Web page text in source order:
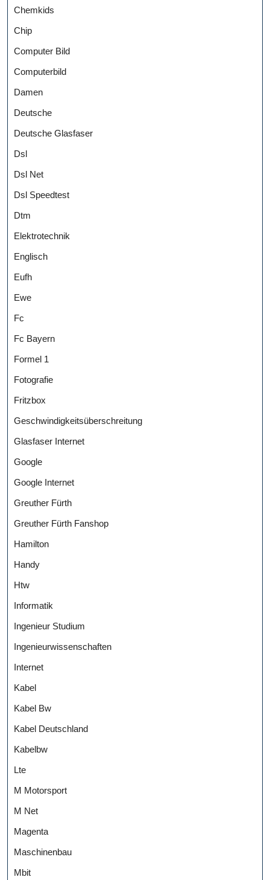
Chemkids
Chip
Computer Bild
Computerbild
Damen
Deutsche
Deutsche Glasfaser
Dsl
Dsl Net
Dsl Speedtest
Dtm
Elektrotechnik
Englisch
Eufh
Ewe
Fc
Fc Bayern
Formel 1
Fotografie
Fritzbox
Geschwindigkeitsüberschreitung
Glasfaser Internet
Google
Google Internet
Greuther Fürth
Greuther Fürth Fanshop
Hamilton
Handy
Htw
Informatik
Ingenieur Studium
Ingenieurwissenschaften
Internet
Kabel
Kabel Bw
Kabel Deutschland
Kabelbw
Lte
M Motorsport
M Net
Magenta
Maschinenbau
Mbit